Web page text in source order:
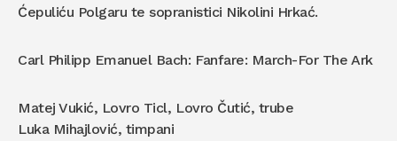
Ćepuliću Polgaru te sopranistici Nikolini Hrkać.
Carl Philipp Emanuel Bach: Fanfare: March-For The Ark
Matej Vukić, Lovro Ticl, Lovro Čutić, trube
Luka Mihajlović, timpani